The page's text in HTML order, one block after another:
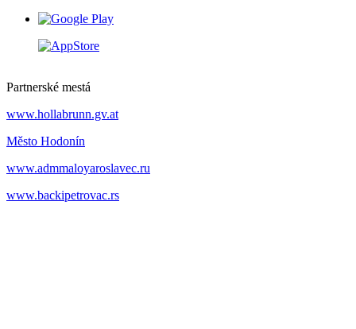
Partnerské mestá
www.hollabrunn.gv.at
Město Hodonín
www.admmaloyaroslavec.ru
www.backipetrovac.rs